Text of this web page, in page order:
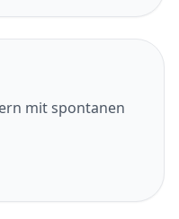
mit spontanen